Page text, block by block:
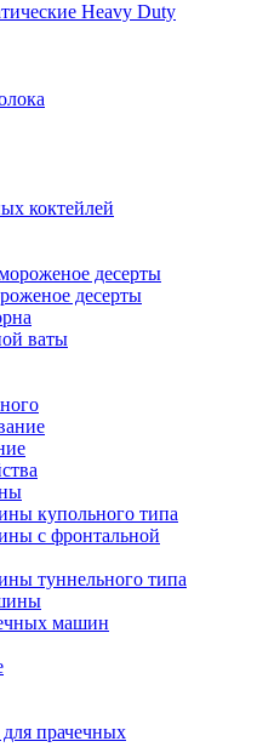
Heavy Duty
коктейлей
десерты
ваты
купольного типа
с фронтальной
туннельного типа
машин
прачечных